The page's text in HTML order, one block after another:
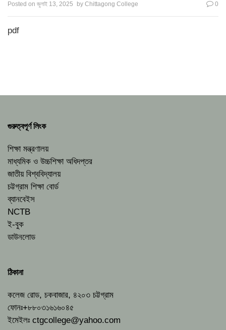
Posted on জুলাই 13, 2025 by Chittagong College 0
pdf
গুরুত্বপূর্ণ লিংক
শিক্ষা মন্ত্রণালয়
মাধ্যমিক ও উচ্চশিক্ষা অধিদপ্তর
জাতীয় বিশ্ববিদ্যালয়
চট্টগ্রাম শিক্ষা বোর্ড
ব্যানবেইস
NCTB
ই-বুক
ডাউনলোড
ঠিকানা
কলেজ রোড, চকবাজার, ৪২০৩ চট্টগ্রাম
ফোনঃ+৮৮০৩১৬১৬০৪৫
ইমেইলঃ ctgcollege@yahoo.com